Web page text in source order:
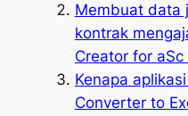
Membuat data
kontrak
Creator for
Kenapa
Converter to